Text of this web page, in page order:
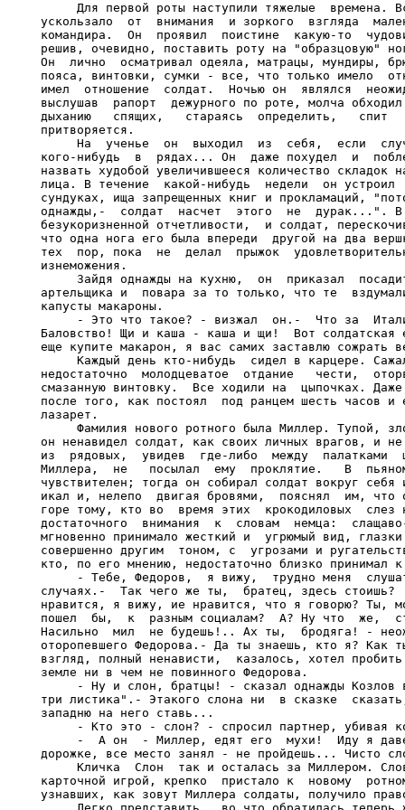
Для первой роты наступили тяжелые  времена.
ускользало  от  внимания  и зоркого  взгляда
командира.  Он  проявил  поистине  какую-то
решив, очевидно, поставить роту на "образцовую"
Он  лично  осматривал одеяла, матрацы, мундиры,
пояса, винтовки, сумки - все, что только имело
имел  отношение  солдат.  Ночью он  являлся
выслушав  рапорт  дежурного по роте, молча
дыханию   спящих,   стараясь  определить,   спит
притворяется.
На  ученье  он  выходил  из  себя,  если
кого-нибудь  в  рядах... Он  даже похудел  и
назвать худобой увеличившееся количество складок
лица. В течение  какой-нибудь  недели  он устроил
сундуках, ища запрещенных книг и прокламаций,
однажды,-  солдат  насчет  этого  не  дурак...". В
безукоризненной отчетливости,  и солдат,
что одна нога его была впереди  другой на два
тех  пор, пока  не  делал  прыжок
изнеможения.
Зайдя однажды на кухню,  он  приказал
артельщика и  повара за то только, что те
капусты макароны.
- Это что такое? - визжал  он.-  Что за
Баловство! Щи и каша - каша и щи!  Вот солдатская
еще купите макарон, я вас самих заставлю сожрать
Каждый день кто-нибудь  сидел в карцере.
недостаточно  молодцеватое  отдание   чести,
смазанную винтовку.  Все ходили на  цыпочках. Даже
после того, как постоял  под ранцем шесть часов и
лазарет.
Фамилия нового ротного была Миллер. Тупой,
он ненавидел солдат, как своих личных врагов, и
из  рядовых,  увидев  где-либо  между  палатками
Миллера,  не   посылал  ему  проклятие.   В
чувствителен; тогда он собирал солдат вокруг
икал и, нелепо  двигая бровями,  пояснял  им,
горе тому, кто во  время этих  крокодиловых  слез
достаточного  внимания  к  словам  немца:
мгновенно принимало жесткий и  угрюмый вид,
совершенно другим  тоном, с  угрозами и
кто, по его мнению, недостаточно близко принимал
- Тебе, Федоров,  я вижу,  трудно меня
случаях.-  Так чего же ты,  братец, здесь стоишь?
нравится, я вижу, ие нравится, что я говорю? Ты,
пошел  бы,  к  разным социалам?  А? Ну что  же,
Насильно  мил  не будешь!.. Ах ты,  бродяга! -
оторопевшего Федорова.- Да ты знаешь, кто я? Как
взгляд, полный ненависти,  казалось, хотел
земле ни в чем не повинного Федорова.
- Ну и слон, братцы! - сказал однажды Козлов
три листика".- Этакого слона ни  в сказке
западню на него ставь...
- Кто это - слон? - спросил партнер, убивая
-  А он  - Миллер, едят его  мухи!  Иду я
дорожке, все место занял - не пройдешь... Чисто
Кличка  Слон  так и осталась за Миллером.
карточной игрой, крепко  пристало к  новому
узнавших, как зовут Миллера солдаты, получило